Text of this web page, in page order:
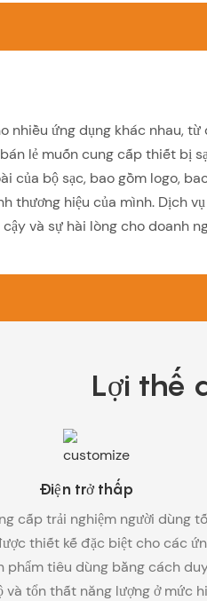
nhiều ứng dụng khác nhau, từ
lẻ muốn cung cấp thiết bị
của bộ sạc, bao gồm logo,
thương hiệu của mình. Dịch vụ
và sự hài lòng cho doanh
Lợi thế
Điện trở thấp
cấp trải nghiệm người dùng
thiết kế đặc biệt cho các
phẩm tiêu dùng bằng cách
và tổn thất năng lượng ở mức